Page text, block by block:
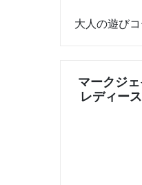
大人の遊び
マークジ
レディー